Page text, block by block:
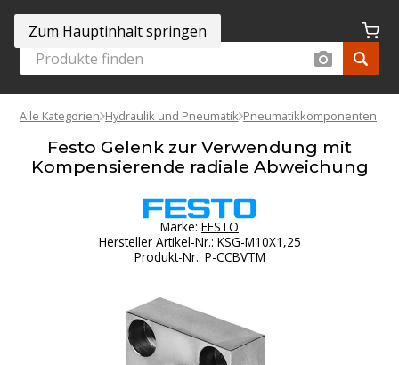
Zum Hauptinhalt springen
Alle Kategorien Hydraulik und Pneumatik Pneumatikkomponenten
Festo Gelenk zur Verwendung mit
Kompensierende radiale Abweichung
Marke: FESTO
Hersteller Artikel-Nr.: KSG-M10X1,25
Produkt-Nr.: P-CCBVTM